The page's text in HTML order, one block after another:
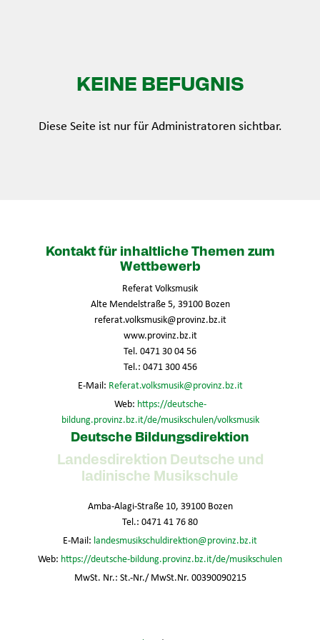
KEINE BEFUGNIS
Diese Seite ist nur für Administratoren sichtbar.
Kontakt für inhaltliche Themen zum
Wettbewerb
Referat Volksmusik
Alte Mendelstraße 5, 39100 Bozen
referat.volksmusik@provinz.bz.it
www.provinz.bz.it
Tel. 0471 30 04 56
Tel.: 0471 300 456
E-Mail: Referat.volksmusik@provinz.bz.it
Web: https://deutsche-
bildung.provinz.bz.it/de/musikschulen/volksmusik
Deutsche Bildungsdirektion
Landesdirektion Deutsche und
ladinische Musikschule
Amba-Alagi-Straße 10, 39100 Bozen
Tel.: 0471 41 76 80
E-Mail: landesmusikschuldirektion@provinz.bz.it
Web: https://deutsche-bildung.provinz.bz.it/de/musikschulen
MwSt. Nr.: St.-Nr./ MwSt.Nr. 00390090215